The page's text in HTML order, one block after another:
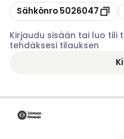
Kopioi
Sähkönro 5026047
Kirjaudu sisään tai luo tili
tehdäksesi tilauksen